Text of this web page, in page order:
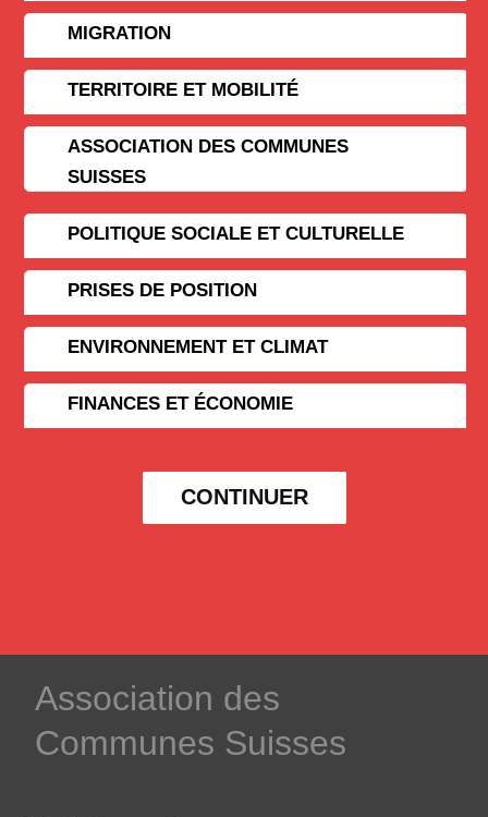
MIGRATION
TERRITOIRE ET MOBILITÉ
ASSOCIATION DES COMMUNES
SUISSES
POLITIQUE SOCIALE ET CULTURELLE
PRISES DE POSITION
ENVIRONNEMENT ET CLIMAT
FINANCES ET ÉCONOMIE
CONTINUER
­Association des­
Communes ­Suisses